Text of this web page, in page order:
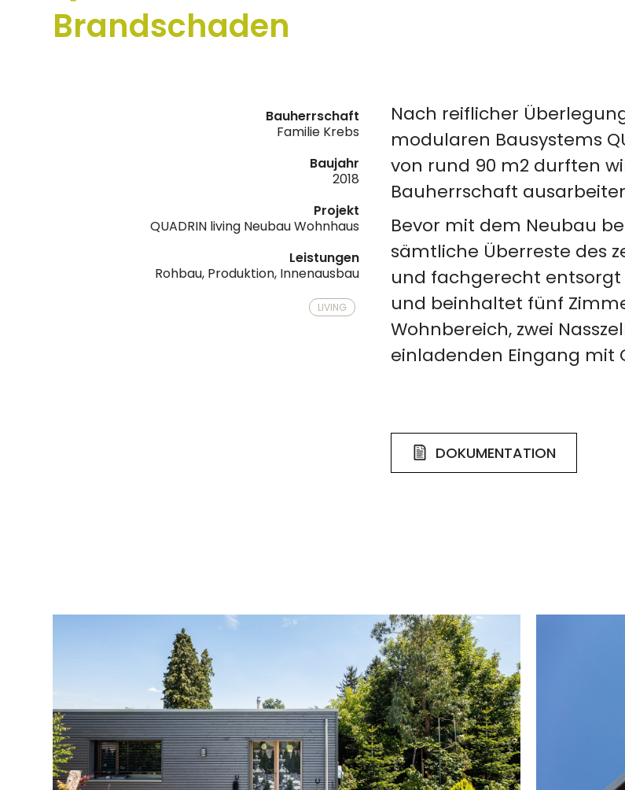
Brandschaden
Bauherrschaft
Familie Krebs
Baujahr
2018
Projekt
QUADRIN living Neubau Wohnhaus
Leistungen
Rohbau, Produktion, Innenausbau
LIVING
Nach reiflicher
modularen Bausystems
von rund 90 m2 durften
Bauherrschaft
Bevor mit dem Neubau
sämtliche Überreste des
und fachgerecht entsorgt
und beinhaltet fünf
Wohnbereich, zwei
einladenden Eingang mit
DOKUMENTATION